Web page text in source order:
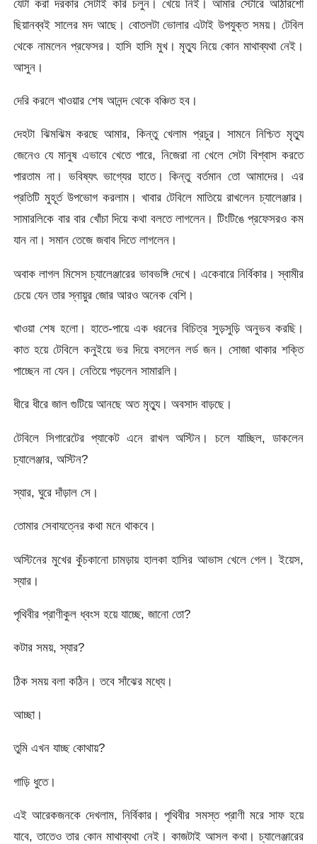
যেটা করা দরকার সেটাই করি চলুন। খেয়ে নিই। আমার স্টোরে আঠারশো
ছিয়ানব্বই সালের মদ আছে। বোতলটা ভোলার এটাই উপযুক্ত সময়। টেবিল
থেকে নামলেন প্রফেসর। হাসি হাসি মুখ। মৃত্যু নিয়ে কোন মাথাব্যথা নেই।
আসুন।
দেরি করলে খাওয়ার শেষ আনন্দ থেকে বঞ্চিত হব।
দেহটা ঝিমঝিম করছে আমার, কিন্তু খেলাম প্রচুর। সামনে নিশ্চিত মৃত্যু
জেনেও যে মানুষ এভাবে খেতে পারে, নিজেরা না খেলে সেটা বিশ্বাস করতে
পারতাম না। ভবিষ্যৎ ভাগ্যের হাতে। কিন্তু বর্তমান তো আমাদের। এর
প্রতিটি মুহূর্ত উপভোগ করলাম। খাবার টেবিলে মাতিয়ে রাখলেন চ্যালেঞ্জার।
সামারলিকে বার বার খোঁচা দিয়ে কথা বলতে লাগলেন। টিংটিঙে প্রফেসরও কম
যান না। সমান তেজে জবাব দিতে লাগলেন।
অবাক লাগল মিসেস চ্যালেঞ্জারের ভাবভঙ্গি দেখে। একেবারে নির্বিকার। স্বামীর
চেয়ে যেন তার স্নায়ুর জোর আরও অনেক বেশি।
খাওয়া শেষ হলো। হাতে-পায়ে এক ধরনের বিচিত্র সুড়সুড়ি অনুভব করছি।
কাত হয়ে টেবিলে কনুইয়ে ভর দিয়ে বসলেন লর্ড জন। সোজা থাকার শক্তি
পাচ্ছেন না যেন। নেতিয়ে পড়লেন সামারলি।
ধীরে ধীরে জাল গুটিয়ে আনছে অত মৃত্যু। অবসাদ বাড়ছে।
টেবিলে সিগারেটের প্যাকেট এনে রাখল অস্টিন। চলে যাচ্ছিল, ডাকলেন
চ্যালেঞ্জার, অস্টিন?
স্যার, ঘুরে দাঁড়াল সে।
তোমার সেবাযত্নের কথা মনে থাকবে।
অস্টিনের মুখের কুঁচকানো চামড়ায় হালকা হাসির আভাস খেলে গেল। ইয়েস,
স্যার।
পৃথিবীর প্রাণীকুল ধ্বংস হয়ে যাচ্ছে, জানো তো?
কটার সময়, স্যার?
ঠিক সময় বলা কঠিন। তবে সাঁঝের মধ্যে।
আচ্ছা।
তুমি এখন যাচ্ছ কোথায়?
গাড়ি ধুতে।
এই আরেকজনকে দেখলাম, নির্বিকার। পৃথিবীর সমস্ত প্রাণী মরে সাফ হয়ে
যাবে, তাতেও তার কোন মাথাব্যথা নেই। কাজটাই আসল কথা। চ্যালেঞ্জারের